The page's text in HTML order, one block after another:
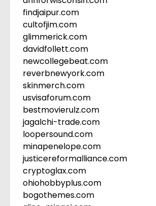
findjaipur.com
cultofjim.com
glimmerick.com
davidfollett.com
newcollegebeat.com
reverbnewyork.com
skinmerch.com
usvisaforum.com
bestmovierulz.com
jagalchi-trade.com
loopersound.com
minapenelope.com
justicereformalliance.com
cryptoglax.com
ohiohobbyplus.com
bogothemes.com